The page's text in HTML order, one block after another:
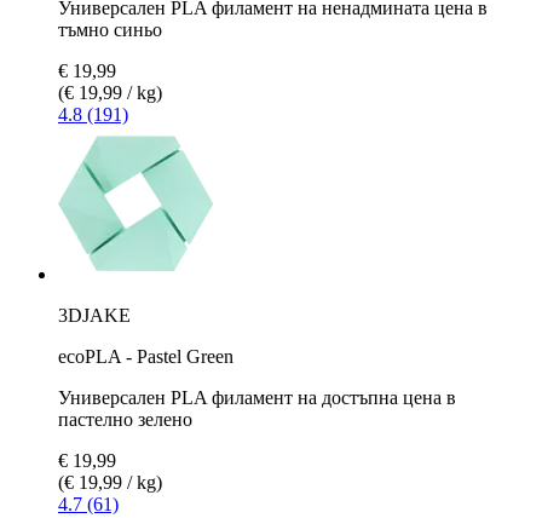
Универсален PLA филамент на ненадмината цена в
тъмно синьо
€ 19,99
(€ 19,99 / kg)
4.8 (191)
3DJAKE
ecoPLA - Pastel Green
Универсален PLA филамент на достъпна цена в
пастелно зелено
€ 19,99
(€ 19,99 / kg)
4.7 (61)